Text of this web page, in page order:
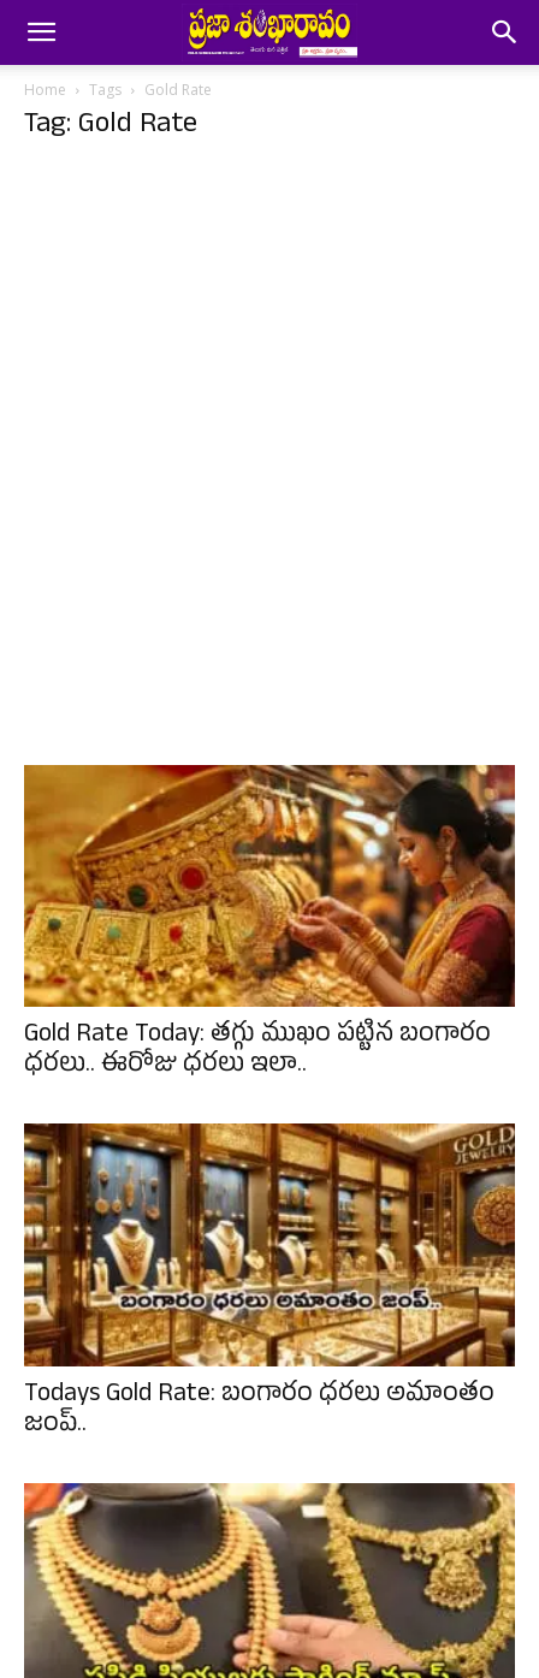
Home Tags Gold Rate
Tag: Gold Rate
Gold Rate Today: తగ్గు ముఖం పట్టిన బంగారం
ధరలు.. ఈరోజు ధరలు ఇలా..
Todays Gold Rate: బంగారం ధరలు అమాంతం
జంప్..